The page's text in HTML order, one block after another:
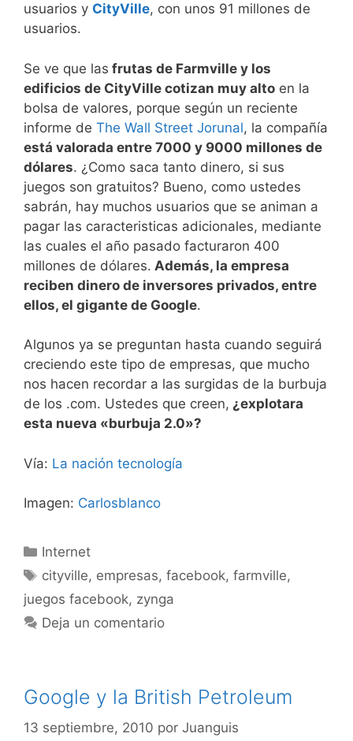
usuarios y CityVille, con unos 91 millones de
usuarios.
Se ve que las frutas de Farmville y los
edificios de CityVille cotizan muy alto en la
bolsa de valores, porque según un reciente
informe de The Wall Street Jorunal, la compañía
está valorada entre 7000 y 9000 millones de
dólares. ¿Como saca tanto dinero, si sus
juegos son gratuitos? Bueno, como ustedes
sabrán, hay muchos usuarios que se animan a
pagar las caracteristicas adicionales, mediante
las cuales el año pasado facturaron 400
millones de dólares. Además, la empresa
reciben dinero de inversores privados, entre
ellos, el gigante de Google.
Algunos ya se preguntan hasta cuando seguirá
creciendo este tipo de empresas, que mucho
nos hacen recordar a las surgidas de la burbuja
de los .com. Ustedes que creen, ¿explotara
esta nueva «burbuja 2.0»?
Vía: La nación tecnología
Imagen: Carlosblanco
Categorías
Internet
Etiquetas
cityville, empresas,facebook,farmville,
juegos facebook, zynga
Deja un comentario
Google y la British Petroleum
13 septiembre, 2010 por Juanguis